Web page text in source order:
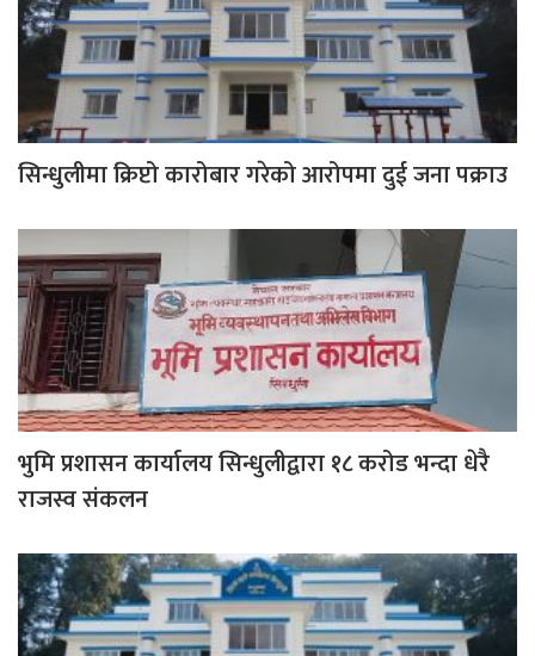
सिन्धुलीमा क्रिप्टो कारोबार गरेको आरोपमा दुई जना पक्राउ
भुमि प्रशासन कार्यालय सिन्धुलीद्वारा १८ करोड भन्दा धेरै
राजस्व संकलन